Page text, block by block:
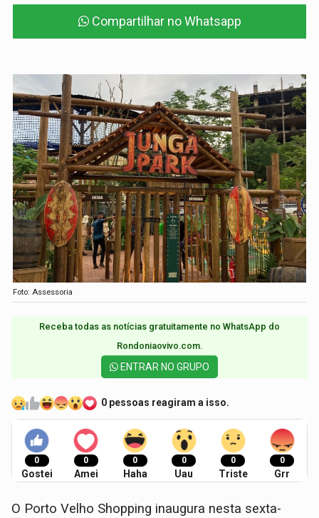
Compartilhar no Whatsapp
Foto: Assessoria
Receba todas as notícias gratuitamente no WhatsApp do
Rondoniaovivo.com.​
ENTRAR NO GRUPO
0 pessoas reagiram a isso.
0
Gostei
0
Amei
0
Haha
0
Uau
0
Triste
0
Grr
O Porto Velho Shopping inaugura nesta sexta-